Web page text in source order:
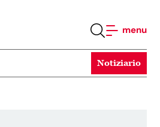
menu
Notiziario